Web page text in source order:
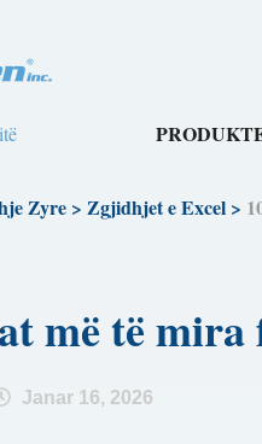
Zyre> Zgjidhjet e Excel>
më të
Janar 16, 2026